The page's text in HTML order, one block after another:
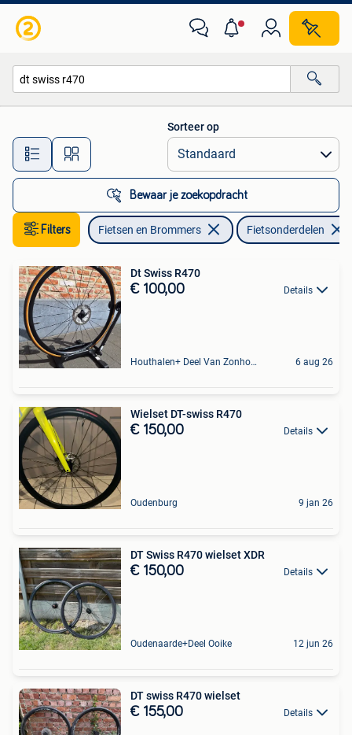
Alle afstanden…
Sorteer op
Bewaar je zoekopdracht
Filters Fietsen en Brommers Fietsonderdelen
Dt Swiss R470
€ 100,00 Details
Houthalen+ Deel Van Zonhoven En Zolder 6 aug 26
Wielset DT-swiss R470
€ 150,00 Details
Oudenburg 9 jan 26
DT Swiss R470 wielset XDR
€ 150,00 Details
Oudenaarde+Deel Ooike 12 jun 26
DT swiss R470 wielset
€ 155,00 Details